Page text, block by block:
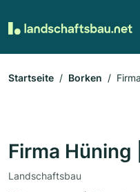
Startseite Borken
Firma
Landschaftsbau